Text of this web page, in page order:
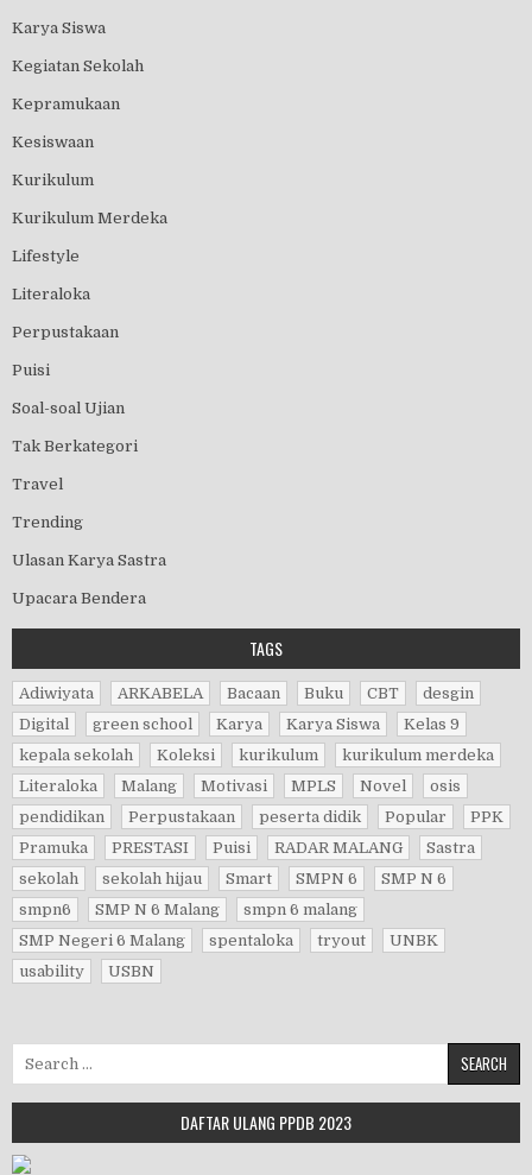
Karya Siswa
Kegiatan Sekolah
Kepramukaan
Kesiswaan
Kurikulum
Kurikulum Merdeka
Lifestyle
Literaloka
Perpustakaan
Puisi
Soal-soal Ujian
Tak Berkategori
Travel
Trending
Ulasan Karya Sastra
Upacara Bendera
TAGS
Adiwiyata ARKABELA Bacaan Buku CBT
desgin
Digital
green school Karya Karya Siswa
Kelas 9
kepala sekolah
Koleksi kurikulum
kurikulum merdeka
Literaloka
Malang Motivasi MPLS Novel
osis
pendidikan
Perpustakaan peserta didik Popular
PPK
Pramuka
PRESTASI Puisi RADAR MALANG
Sastra
sekolah
sekolah hijau Smart SMPN 6
SMP N 6
smpn6
SMP N 6 Malang
smpn 6 malang
SMP Negeri 6 Malang
spentaloka tryout
UNBK
usability
USBN
DAFTAR ULANG PPDB 2023